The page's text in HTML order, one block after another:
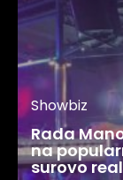
Showbiz
Rada
na
surovo